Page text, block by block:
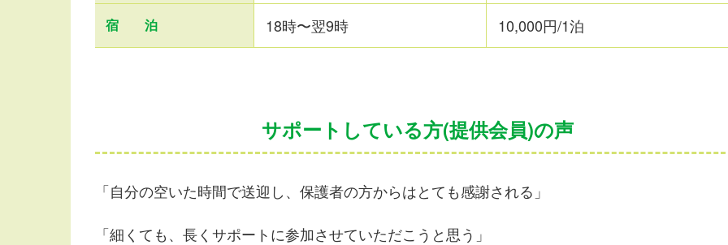
宿 泊 18時〜翌9時 10,000円/1泊
サポートしている方(提供会員)の声
「自分の空いた時間で送迎し、保護者の方からはとても感謝される」
「細くても、長くサポートに参加させていただこうと思う」